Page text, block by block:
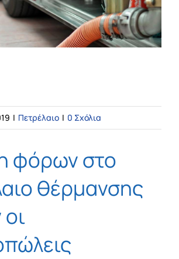
| Πετρέλαιο | 0 Σχόλια
φόρων στο
θέρμανσης